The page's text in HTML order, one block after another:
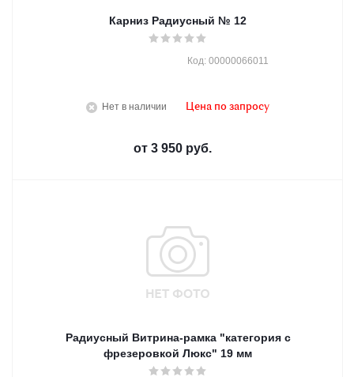
Карниз Радиусный № 12
Нет в наличии
Код: 00000066011
Цена по запросу
от 3 950 руб.
Радиусный Витрина-рамка "категория с
фрезеровкой Люкс" 19 мм